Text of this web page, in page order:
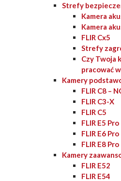
Strefy
Kamera
Kamera
FLIR Cx5
Strefy
Czy Twoja
pracować
Kamery
FLIR C8 –
FLIR C3-X
FLIR C5
FLIR E5 Pro
FLIR E6 Pro
FLIR E8 Pro
Kamery
FLIR E52
FLIR E54